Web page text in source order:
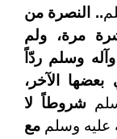
.. النصرة من
مرة، ولم
وسلم ردّاً
الآخر،
شروطاً لا
عليه وسلم مع